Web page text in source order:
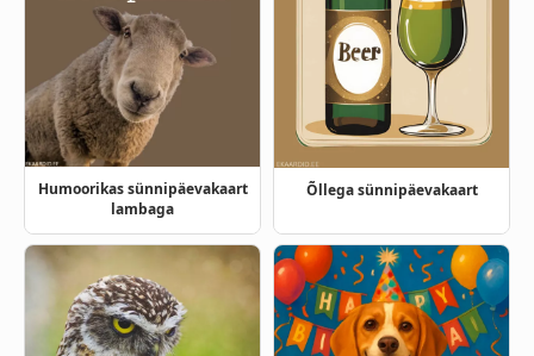
Humoorikas sünnipäevakaart
lambaga
Õllega sünnipäevakaart